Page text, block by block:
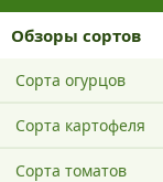
Обзоры сортов
Сорта огурцов
Сорта картофеля
Сорта томатов